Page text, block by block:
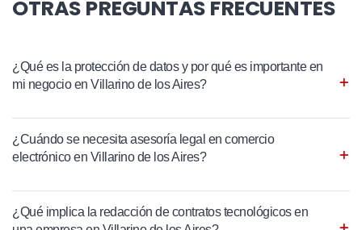
OTRAS PREGUNTAS FRECUENTES
¿Qué es la protección de datos y por qué es importante en
mi negocio en Villarino de los Aires?
¿Cuándo se necesita asesoría legal en comercio
electrónico en Villarino de los Aires?
¿Qué implica la redacción de contratos tecnológicos en